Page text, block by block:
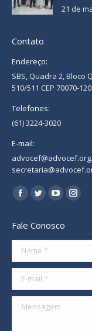
21 de
Contato
Endereço:
SBS, Quadra 2, Bloco
510/511 CEP 70070-120
Telefones:
(61) 3224-3020
E-mail:
Encontre-nos em:
Facebook
opens
new
window
Twitter
opens
new
window
YouTube
opens
new new
Fale Conosco
Nome *
E-mail *
Mensagem